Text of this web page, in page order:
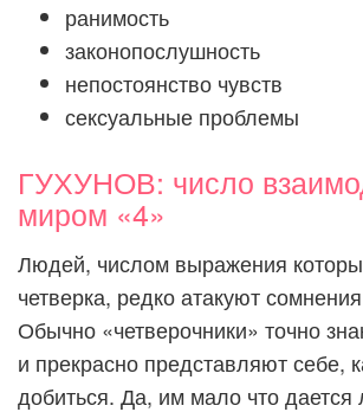
ранимость
законопослушность
непостоянство чувств
сексуальные проблемы
ГУХУНОВ: число
миром «4»
Людей, числом выражения
четверка, редко атакуют
Обычно «четверочники» точно
и прекрасно представляют себе,
добиться. Да, им мало что дается